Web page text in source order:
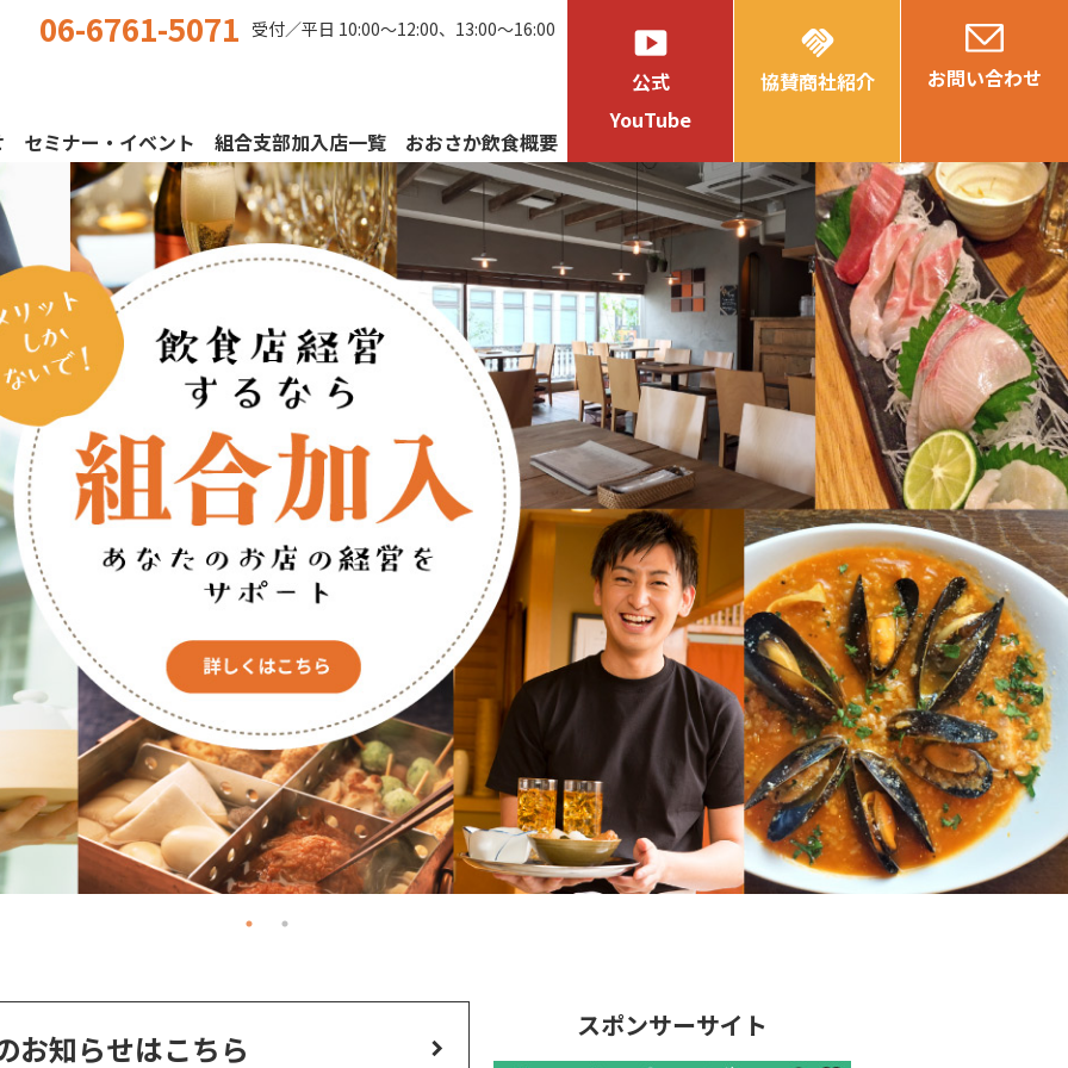
セミナー・イベント 組合支部加入店一覧 おおさか飲食概要
06-6761-5071 受付／平日 10:00〜12:00、13:00〜16:00 smart_display
公式
YouTube
handshake
協賛商社紹介 お問い合わせ
お知らせはこちら
スポンサーサイト